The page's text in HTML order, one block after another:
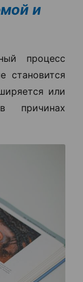
и
процесс
становится
или
причинах